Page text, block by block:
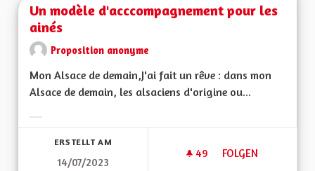
Un modèle d'acccompagnement pour les
ainés
Proposition anonyme
Mon Alsace de demain,J'ai fait un rêve : dans mon
Alsace de demain, les alsaciens d'origine ou...
ERSTELLT AM
14/07/2023
49 49 FOLLOWER
FOLGEN
UN MODÈLE